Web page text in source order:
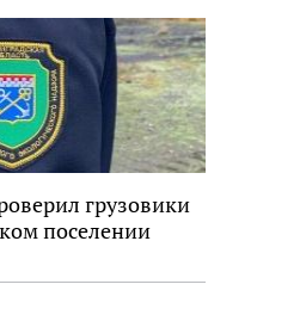
грузовики
поселении